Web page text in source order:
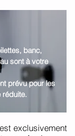
banc,
sont à votre
prévu pour les
réduite.
exclusivement